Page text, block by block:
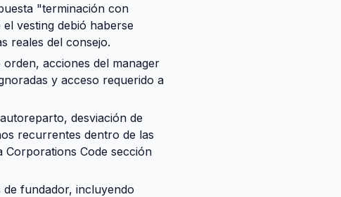
"terminación con
vesting debió haberse
reales del consejo.
acciones del manager
y acceso requerido a
desviación de
recurrentes dentro de las
Corporations Code sección
fundador, incluyendo